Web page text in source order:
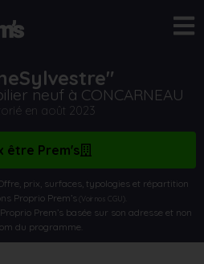
neuf à CONCARNEAU
en août 2023
être Prem's
prix, surfaces, typologies et répartition
Proprio Prem’s(Voir nos CGU)
Prem’s basée sur son adresse et non
du programme.